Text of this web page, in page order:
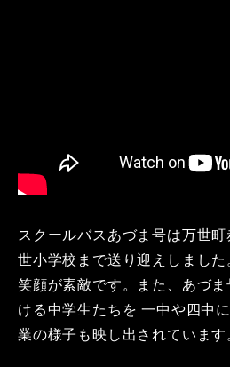
スクールバスあづま号は万世
世小学校まで送り迎えしまし
笑顔が素敵です。また、あづ
ける中学生たちを 一中や四中
業の様子も映し出されています